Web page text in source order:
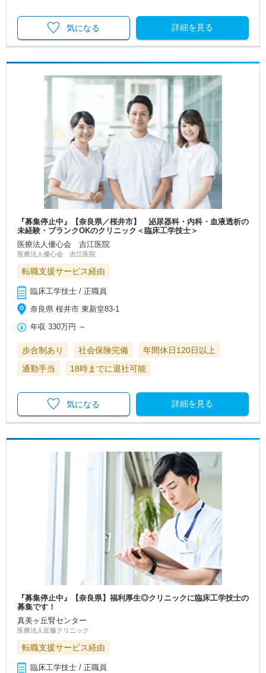
詳細を見る
気になる
『募集停止中』【奈良県／桜井市】 泌尿器科・内科・血液透析の
未経験・ブランクOKのクリニック＜臨床工学技士＞
医療法人優心会 吉江医院
医療法人優心会 吉江医院
転職支援サービス経由
臨床工学技士 / 正職員
奈良県 桜井市 東新堂83-1
年収 330万円 ～
歩合制あり 社会保険完備
年間休日120日以上
通勤手当
18時までに退社可能
詳細を見る
気になる
『募集停止中』【奈良県】福利厚生◎クリニックに臨床工学技士の
募集です！
真美ヶ丘腎センター
医療法人近藤クリニック
転職支援サービス経由
臨床工学技士 / 正職員